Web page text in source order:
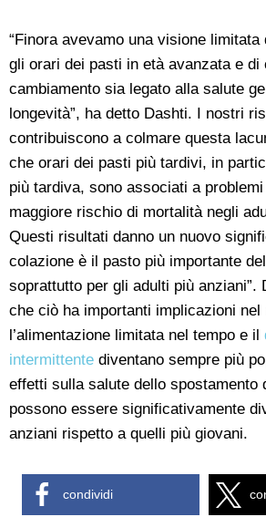
“Finora avevamo una visione
gli orari dei pasti in età avanzata e di
cambiamento sia legato alla salute
longevità”, ha detto Dashti. I nostri
contribuiscono a colmare questa
che orari dei pasti più tardivi, in
più tardiva, sono associati a
maggiore rischio di mortalità negli
Questi risultati danno un nuovo
colazione è il pasto più importante
soprattutto per gli adulti più anziani”.
che ciò ha importanti implicazioni nel
l’alimentazione limitata nel tempo e il
intermittente diventano sempre più
effetti sulla salute dello spostamento
possono essere significativamente
anziani rispetto a quelli più giovani.
condividi